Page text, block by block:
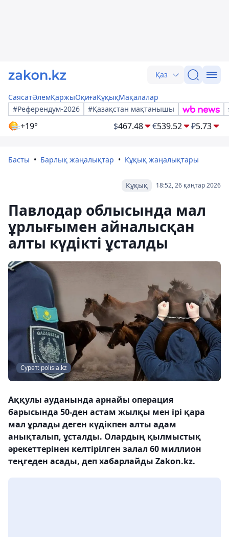
Қаз
СаясатӘлемҚаржыОқиғаҚұқықМақалалар
#Референдум-2026
#Қазақстан мақтанышы
+19° $467.48 €539.52 ₽5.73
Басты Барлық жаңалықтар Құқық жаңалықтары
18:52, 26 қаңтар 2026
Құқық
Павлодар облысында мал
ұрлығымен айналысқан
алты күдікті ұсталды
Сурет: polisia.kz
Аққулы ауданында арнайы операция
барысында 50-ден астам жылқы мен ірі қара
мал ұрлады деген күдікпен алты адам
анықталып, ұсталды. Олардың қылмыстық
әрекеттерінен келтірілген залал 60 миллион
теңгеден асады, деп хабарлайды Zakon.kz.